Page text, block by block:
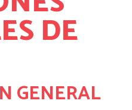
DE
GENERAL